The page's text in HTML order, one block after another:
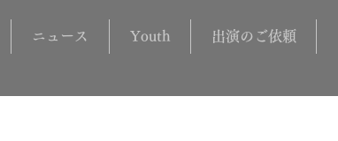
ニュース Youth 出演のご依頼